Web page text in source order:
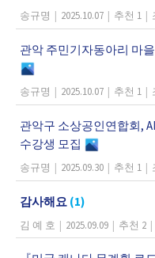
송규명 | 2025.10.07 | 추천 1 |
관악 주민기자동아리 마
송규명 | 2025.10.07 | 추천 1 |
관악구 소상공인연합회,
수강생 모집
송규명 | 2025.09.30 | 추천 1 |
감사해요 (1)
김 예 호 | 2025.09.09 | 추천 2 |